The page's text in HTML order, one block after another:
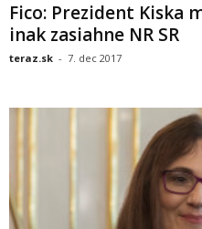
Fico: Prezident Kiska
inak zasiahne NR SR
teraz.sk - 7. dec 2017